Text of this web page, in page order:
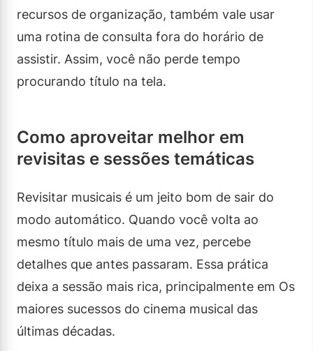
recursos de organização, também vale usar
uma rotina de consulta fora do horário de
assistir. Assim, você não perde tempo
procurando título na tela.
Como aproveitar melhor em
revisitas e sessões temáticas
Revisitar musicais é um jeito bom de sair do
modo automático. Quando você volta ao
mesmo título mais de uma vez, percebe
detalhes que antes passaram. Essa prática
deixa a sessão mais rica, principalmente em Os
maiores sucessos do cinema musical das
últimas décadas.